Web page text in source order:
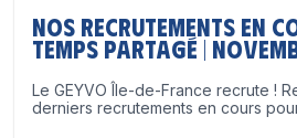
Nos recrutements en
temps partagé |
Le GEYVO Île-de-France recrute !
derniers recrutements en cours